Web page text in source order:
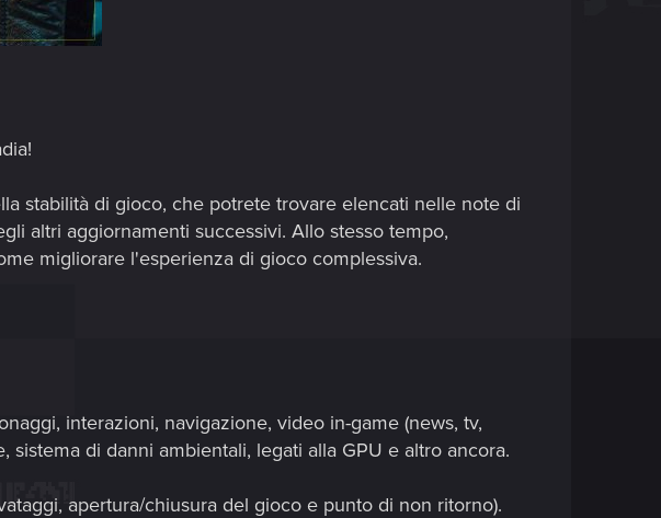
stabilità di gioco, che potrete trovare elencati nelle note di
altri aggiornamenti successivi. Allo stesso tempo,
migliorare l'esperienza di gioco complessiva.
interazioni, navigazione, video in-game (news, tv,
sistema di danni ambientali, legati alla GPU e altro ancora.
apertura/chiusura del gioco e punto di non ritorno).